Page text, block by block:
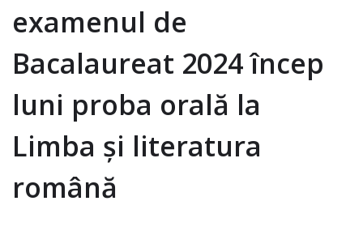
examenul de
Bacalaureat 2024 încep
luni proba orală la
Limba și literatura
română